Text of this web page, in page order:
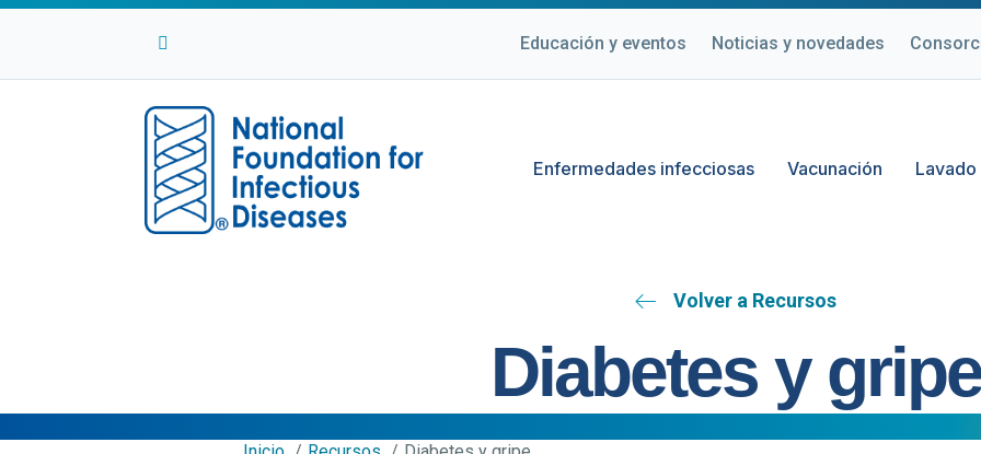
Facebook
Twitter Educación y eventos Noticias y novedades
Enfermedades infecciosas Vacunación
Volver a Recursos
Diabetes y gripe